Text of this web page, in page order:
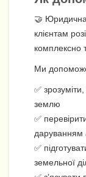
🤝
клієнтам
комплексно
Ми
✅
землю
✅
даруванням
✅
земельної